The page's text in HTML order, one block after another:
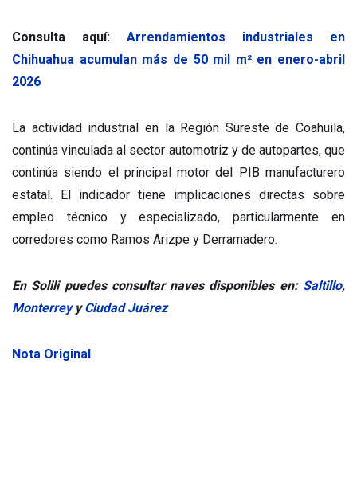
Consulta aquí: Arrendamientos industriales en
Chihuahua acumulan más de 50 mil m² en enero-abril
2026
La actividad industrial en la Región Sureste de Coahuila,
continúa vinculada al sector automotriz y de autopartes, que
continúa siendo el principal motor del PIB manufacturero
estatal. El indicador tiene implicaciones directas sobre
empleo técnico y especializado, particularmente en
corredores como Ramos Arizpe y Derramadero.
En Solili puedes consultar naves disponibles en: Saltillo,
MonterreyyCiudad Juárez
Nota Original